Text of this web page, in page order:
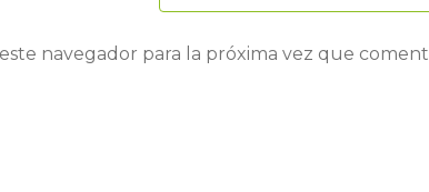
navegador para la próxima vez que